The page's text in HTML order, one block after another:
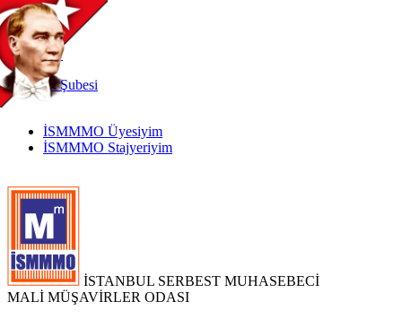
TR
|
EN
İnternetŞubesi
İSMMMO Üyesiyim
İSMMMO Stajyeriyim
İSTANBUL SERBEST MUHASEBECİ
MALİ MÜŞAVİRLER ODASI